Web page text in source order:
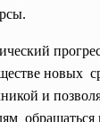
новых
и
обращаться